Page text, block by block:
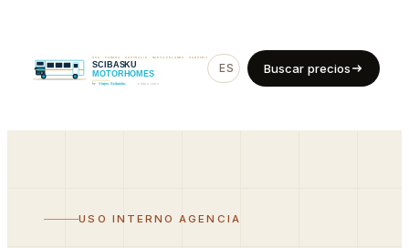
ES EN
Buscar precios
USO INTERNO AGENCIA